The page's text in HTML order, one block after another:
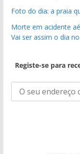
Foto do dia: a praia
Morte em acidente
Vai ser assim o dia
Registe-se para